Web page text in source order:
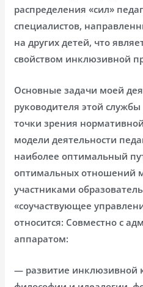
распределения «сил»
специалистов,
на других детей, что
свойством инклюзивной
Основные задачи моей
руководителя этой
точки зрения
модели деятельности
наиболее оптимальный
оптимальных отношений
участниками
«соучаствующее
относится: Совместно с
аппаратом:
— развитие инклюзивной